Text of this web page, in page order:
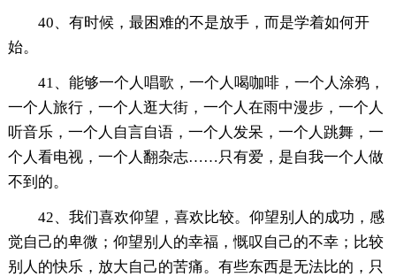
40、有时候，最困难的不是放手，而是学着如何开
始。
41、能够一个人唱歌，一个人喝咖啡，一个人涂鸦，
一个人旅行，一个人逛大街，一个人在雨中漫步，一个人
听音乐，一个人自言自语，一个人发呆，一个人跳舞，一
个人看电视，一个人翻杂志……只有爱，是自我一个人做
不到的。
42、我们喜欢仰望，喜欢比较。仰望别人的成功，感
觉自己的卑微；仰望别人的幸福，慨叹自己的不幸；比较
别人的快乐，放大自己的苦痛。有些东西是无法比的，只